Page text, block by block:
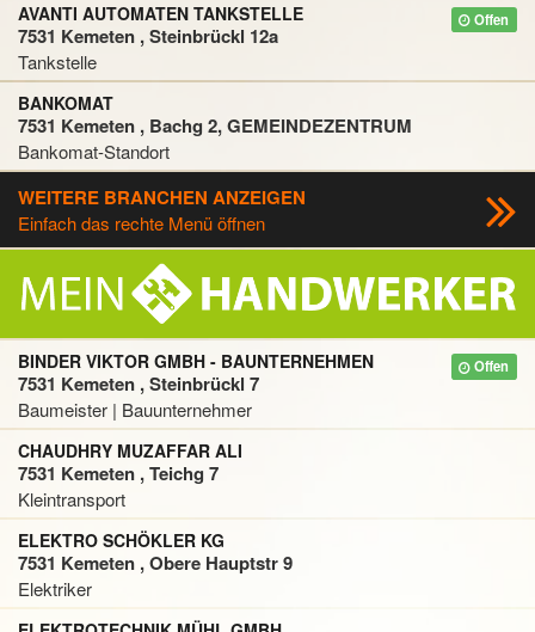
Offen
AVANTI AUTOMATEN TANKSTELLE
7531 Kemeten , Steinbrückl 12a
Tankstelle
BANKOMAT
7531 Kemeten , Bachg 2, GEMEINDEZENTRUM
Bankomat-Standort
WEITERE BRANCHEN ANZEIGEN
Einfach das rechte Menü öffnen
Offen
BINDER VIKTOR GMBH - BAUNTERNEHMEN
7531 Kemeten , Steinbrückl 7
Baumeister | Bauunternehmer
CHAUDHRY MUZAFFAR ALI
7531 Kemeten , Teichg 7
Kleintransport
ELEKTRO SCHÖKLER KG
7531 Kemeten , Obere Hauptstr 9
Elektriker